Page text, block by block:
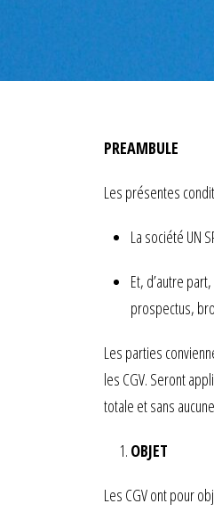
PREAMBULE
Les présentes
La société UN
Et, d’autre
prospectus,
Les parties
les CGV. Seront
totale et sans
OBJET
Les CGV ont pour